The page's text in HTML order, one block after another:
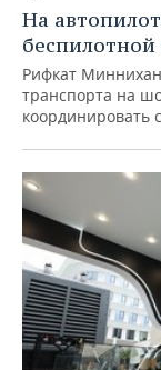
На
Рифкат
транспорта на
координировать